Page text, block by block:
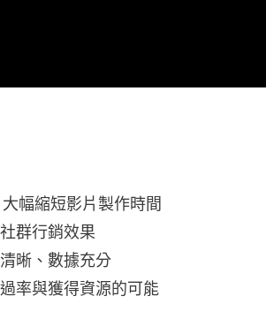
幅縮短影片製作時間
群行銷效果
晰、數據充分
率與獲得資源的可能